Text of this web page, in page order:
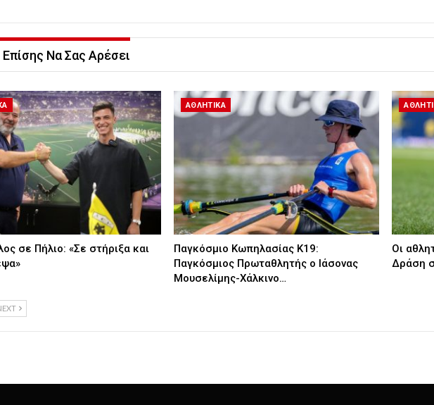
Να Σας Αρέσει
σε Πήλιο: «Σε στήριξα και
ΑΘΛΗΤΙΚΑ
Παγκόσμιο Κωπηλασίας Κ19:
Παγκόσμιος Πρωταθλητής ο Ιάσονας
Μουσελίμης-Χάλκινο…
Οι
Δράση